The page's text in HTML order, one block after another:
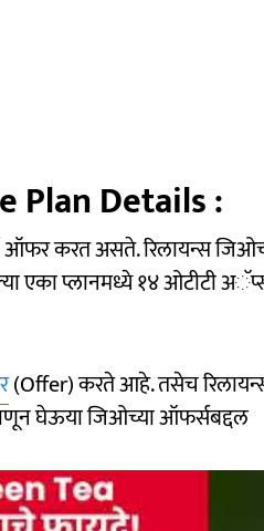
Plan Details :
ऑफर करत असते. रिलायन्स
एका प्लानमध्ये १४ ओटीटी
(Offer) करते आहे. तसेच
घेऊया जिओच्या ऑफर्सबद्दल